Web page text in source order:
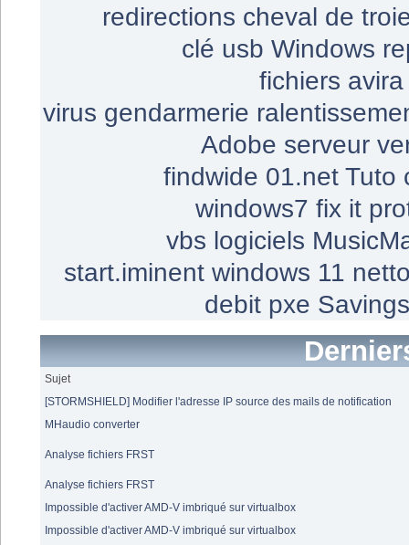
redirections cheval de
clé usb Windows
fichiers avira
virus gendarmerie
Adobe serveur
findwide 01.net Tuto
windows7 fix it
vbs logiciels
start.iminent windows 11
debit pxe
Sujet
[STORMSHIELD] Modifier l'adresse IP source des mails de notification
MHaudio converter
Analyse fichiers FRST
Analyse fichiers FRST
Impossible d'activer AMD-V imbriqué sur virtualbox
Impossible d'activer AMD-V imbriqué sur virtualbox